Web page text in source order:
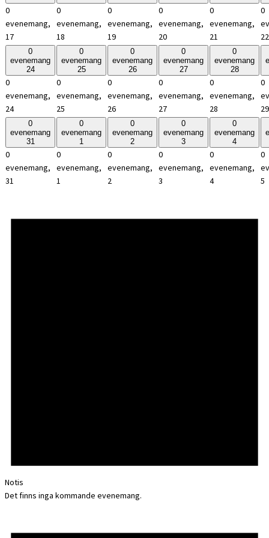
0
evenemang,
17
0
evenemang,
18
0
evenemang,
19
0
evenemang,
20
0
evenemang,
21
0
22
0
evenemang
24
0
evenemang,
24
0
evenemang
25
0
evenemang,
25
0
evenemang
26
0
evenemang,
26
0
evenemang
27
0
evenemang,
27
0
evenemang
28
0
evenemang,
28
0
29
0
evenemang
31
0
evenemang,
31
0
evenemang
1
0
evenemang,
1
0
evenemang
2
0
evenemang,
2
0
evenemang
3
0
evenemang,
3
0
evenemang
4
0
evenemang,
4
0
5
Notis
Det finns inga kommande evenemang.